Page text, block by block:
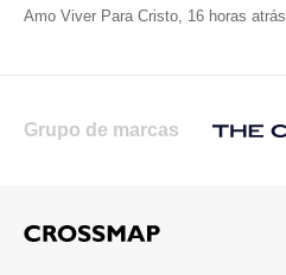
Amo Viver Para Cristo 16 horas atrás
Grupo de marcas